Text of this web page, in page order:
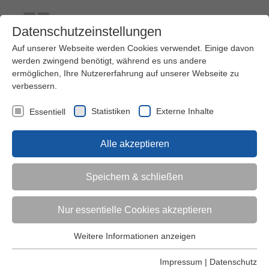
Kontakt Ihre Meinung ist uns wichtig!
Kinder (0-6)
Grundschulkinder
Jugendliche
Datenschutzeinstellungen
Auf unserer Webseite werden Cookies verwendet. Einige davon
werden zwingend benötigt, während es uns andere
ermöglichen, Ihre Nutzererfahrung auf unserer Webseite zu
verbessern.
Essentiell Statistiken Externe Inhalte
Alle akzeptieren
Speichern & schließen
Nur essentielle Cookies akzeptieren
Essentielle Cookies werden für grundlegende Funktionen der
Weitere Informationen anzeigen
Impressum | Datenschutz